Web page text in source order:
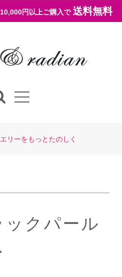
10,000円以上ご購入で 送料無料
リーをもっとたのしく
クパール